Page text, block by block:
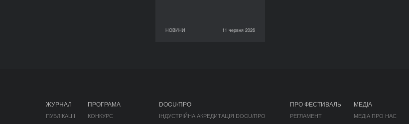
НОВИНИ 11 червня 2026
НОВИНИ
11 червня 2026
ЖУРНАЛ
ПУБЛІКАЦІЇ
ПРОГРАМА
КОНКУРС
DOCU/ПРО
ІНДУСТРІЙНА АКРЕДИТАЦІЯ DOCU/ПРО
ПРО ФЕСТИВАЛЬ
РЕГЛАМЕНТ
МЕДІА
МЕДІА ПРО НАС